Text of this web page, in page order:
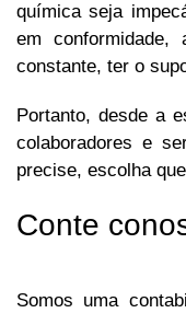
química seja
em conformidade,
constante, ter o
Portanto, desde a
colaboradores e
precise, escolha
Conte
Somos uma